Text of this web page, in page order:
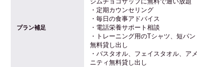
プラン補足
・定期カウンセリング
・毎日の食事アドバイス
・電話栄養サポート相談
・トレーニング用のTシャツ、短パン
無料貸し出し
・バスタオル、フェイスタオル、アメ
ニティ無料貸し出し